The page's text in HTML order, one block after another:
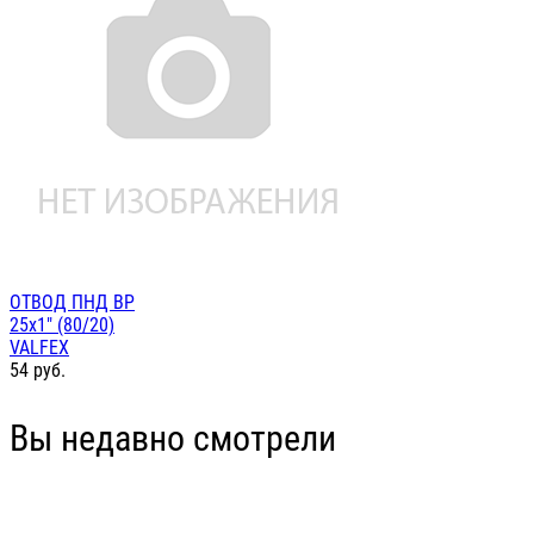
ОТВОД ПНД ВР
25х1" (80/20)
VALFEX
54 руб.
Вы недавно смотрели